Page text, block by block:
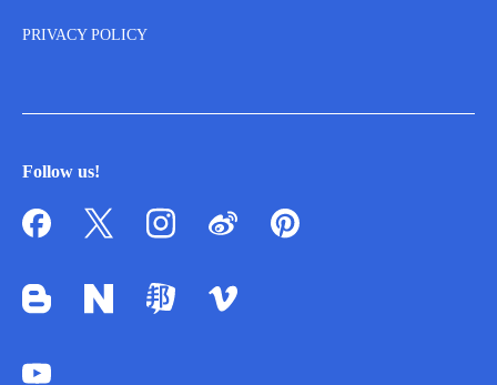
PRIVACY POLICY
Follow us!